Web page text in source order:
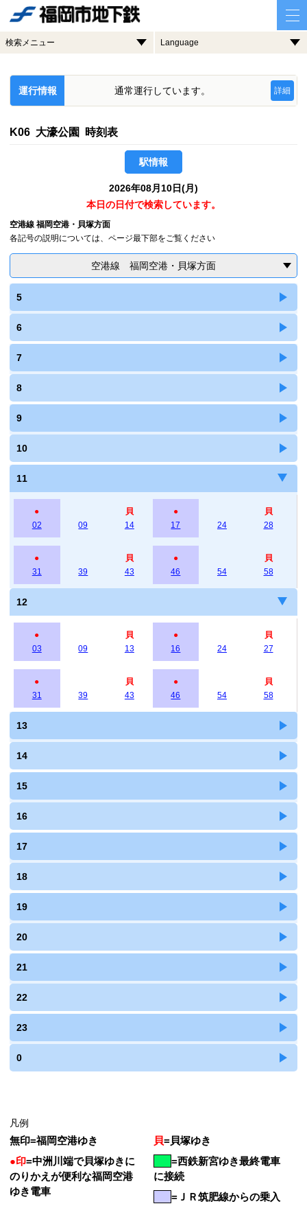
検索メニュー Language
運行情報 通常運行しています。 詳細
K06 大濠公園 時刻表
駅情報
2026年08月10日(月)
本日の日付で検索しています。
空港線 福岡空港・貝塚方面
各記号の説明については、ページ最下部をご覧ください
空港線 福岡空港・貝塚方面
5
6
7
8
9
10
11
●
02
09
貝
14
●
17
24
貝
28
●
31
39
貝
43
●
46
54
貝
58
12
●
03
09
貝
13
●
16
24
貝
27
●
31
39
貝
43
●
46
54
貝
58
13
14
15
16
17
18
19
20
21
22
23
0
凡例
無印=福岡空港ゆき 貝=貝塚ゆき
●印=中洲川端で貝塚ゆきに
のりかえが便利な福岡空港
ゆき電車
=西鉄新宮ゆき最終電車
に接続
=ＪＲ筑肥線からの乗入